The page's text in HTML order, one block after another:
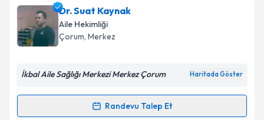
Dr. Suat Kaynak
Aile Hekimliği
Çorum, Merkez
İkbal Aile Sağlığı Merkezi Merkez Çorum Haritada Göster
Randevu Talep Et
Randevu Takvimi Talebi